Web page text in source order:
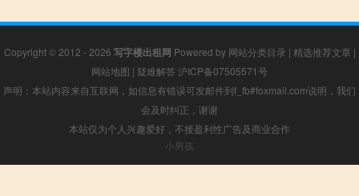
Copyright © 2012 - 2026 写字楼出租网 Powered by 网站分类目录 | 精选推荐文章 |
网站地图 | 疑难解答 沪ICP备07505571号
声明：本站内容来自互联网，如信息有错误可发邮件到f_fb#foxmail.com说明，我们
会及时纠正，谢谢
本站仅为个人兴趣爱好，不接盈利性广告及商业合作
小男孩